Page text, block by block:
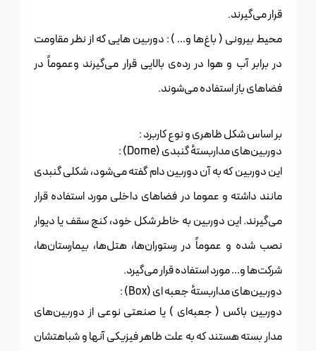
قرار می‌گیرند.
محیط بیرونی ( باغ‌ها و… ) : دوربین هایی که از نظر مقاومت
در برابر آب و هوا در رده‌ی بالایی قرار می‌گیرند وعموماً در
فضاهای باز استفاده می‌شوند.
بر اساس شکل ظاهری و نوع کاربرد :
دوربین‌های مداربستهٔ گنبدی (Dome) :
این دوربین که به آن دوربین دام گفته می‌شود، شکلی گنبدی
مانند داشته و عموما در فضاهای داخلی مورد استفاده قرار
می‌گیرند. این دوربین به خاطر شکل خود، کنج سقف یا دیوار
نصب شده و عموماً در رستوران‌ها، هتل‌ها، بیمارستان‌ها،
شرکت‌ها و… مورد استفاده قرار می‌گیرد.
دوربین‌های مداربستهٔ جعبه ای (Box) :
دوربین باکس ( جعبه‌ای ) یا صنعتی نوعی از دوربین‌های
مدار بسته هستند که به علت ظاهر فیزیکی آنها و شباهتشان